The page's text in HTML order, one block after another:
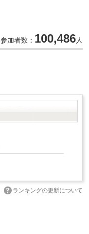
参加者数： 100,486人
ランキングの更新について